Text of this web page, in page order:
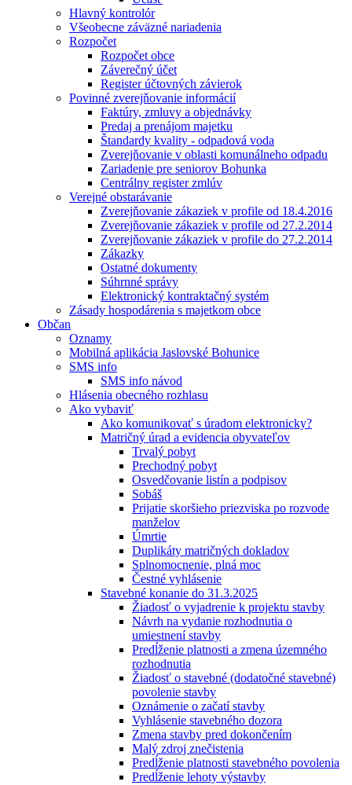
Hlavný kontrolór
Všeobecne záväzné nariadenia
Rozpočet
Rozpočet obce
Záverečný účet
Register účtovných závierok
Povinné zverejňovanie informácií
Faktúry, zmluvy a objednávky
Predaj a prenájom majetku
Štandardy kvality - odpadová voda
Zverejňovanie v oblasti komunálneho odpadu
Zariadenie pre seniorov Bohunka
Centrálny register zmlúv
Verejné obstarávanie
Zverejňovanie zákaziek v profile od 18.4.2016
Zverejňovanie zákaziek v profile od 27.2.2014
Zverejňovanie zákaziek v profile do 27.2.2014
Zákazky
Ostatné dokumenty
Súhrnné správy
Elektronický kontraktačný systém
Zásady hospodárenia s majetkom obce
Občan
Oznamy
Mobilná aplikácia Jaslovské Bohunice
SMS info
SMS info návod
Hlásenia obecného rozhlasu
Ako vybaviť
Ako komunikovať s úradom elektronicky?
Matričný úrad a evidencia obyvateľov
Trvalý pobyt
Prechodný pobyt
Osvedčovanie listín a podpisov
Sobáš
Prijatie skoršieho priezviska po rozvode
manželov
Úmrtie
Duplikáty matričných dokladov
Splnomocnenie, plná moc
Čestné vyhlásenie
Stavebné konanie do 31.3.2025
Žiadosť o vyjadrenie k projektu stavby
Návrh na vydanie rozhodnutia o
umiestnení stavby
Predĺženie platnosti a zmena územného
rozhodnutia
Žiadosť o stavebné (dodatočné stavebné)
povolenie stavby
Oznámenie o začatí stavby
Vyhlásenie stavebného dozora
Zmena stavby pred dokončením
Malý zdroj znečistenia
Predĺženie platnosti stavebného povolenia
Predĺženie lehoty výstavby